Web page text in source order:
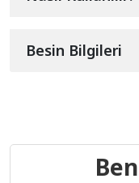
Besin Bilgileri